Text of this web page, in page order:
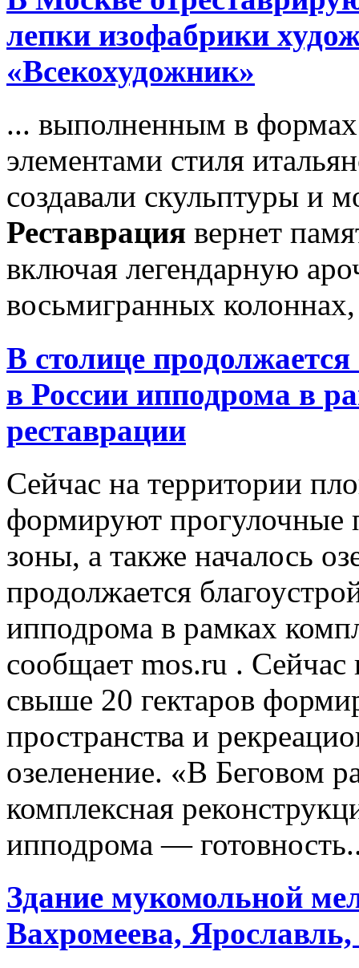
лепки изофабрики
«Всекохудожник»
... выполненным в формах
элементами стиля
создавали скульптуры и
Реставрация вернет
включая легендарную
восьмигранных колоннах,
В столице
в России ипподрома в
реставрации
Сейчас на территории
формируют прогулочные
зоны, а также началось
продолжается
ипподрома в рамках
сообщает mos.ru .
свыше 20 гектаров
пространства и
озеленение. «В Беговом
комплексная
ипподрома —
Здание мукомольной
Вахромеева, Ярославль,